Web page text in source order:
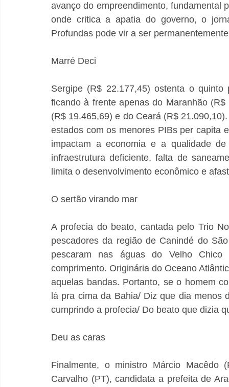
avanço do empreendimento, fundamental
onde critica a apatia do governo, o
Profundas pode vir a ser
Marré Deci
Sergipe (R$ 22.177,45) ostenta o
ficando à frente apenas do Maranhão
(R$ 19.465,69) e do Ceará (R$
estados com os menores PIBs per capita
impactam a economia e a qualidade
infraestrutura deficiente, falta de
limita o desenvolvimento econômico e
O sertão virando mar
A profecia do beato, cantada pelo Trio
pescadores da região de Canindé do
pescaram nas águas do Velho
comprimento. Originária do Oceano
aquelas bandas. Portanto, se o homem
lá pra cima da Bahia/ Diz que dia menos
cumprindo a profecia/ Do beato que dizia
Deu as caras
Finalmente, o ministro Márcio Macêdo
Carvalho (PT), candidata a prefeita de